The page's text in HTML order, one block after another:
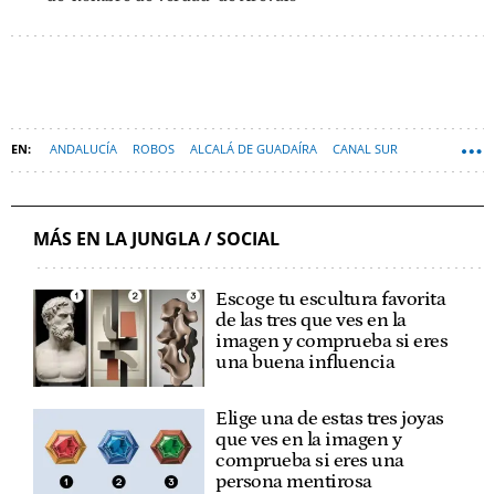
ANDALUCÍA ROBOS ALCALÁ DE GUADAÍRA CANAL SUR
MÁS EN LA JUNGLA / SOCIAL
Escoge tu escultura favorita
de las tres que ves en la
imagen y comprueba si eres
una buena influencia
Elige una de estas tres joyas
que ves en la imagen y
comprueba si eres una
persona mentirosa